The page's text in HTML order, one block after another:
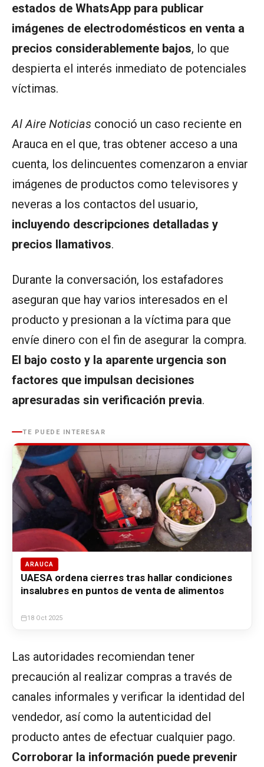
estados de WhatsApp para publicar
imágenes de electrodomésticos en venta a
precios considerablemente bajos, lo que
despierta el interés inmediato de potenciales
víctimas.
Al Aire Noticias conoció un caso reciente en
Arauca en el que, tras obtener acceso a una
cuenta, los delincuentes comenzaron a enviar
imágenes de productos como televisores y
neveras a los contactos del usuario,
incluyendo descripciones detalladas y
precios llamativos.
Durante la conversación, los estafadores
aseguran que hay varios interesados en el
producto y presionan a la víctima para que
envíe dinero con el fin de asegurar la compra.
El bajo costo y la aparente urgencia son
factores que impulsan decisiones
apresuradas sin verificación previa.
TE PUEDE INTERESAR
ARAUCA
UAESA ordena cierres tras hallar condiciones
insalubres en puntos de venta de alimentos
18 Oct 2025
Las autoridades recomiendan tener
precaución al realizar compras a través de
canales informales y verificar la identidad del
vendedor, así como la autenticidad del
producto antes de efectuar cualquier pago.
Corroborar la información puede prevenir